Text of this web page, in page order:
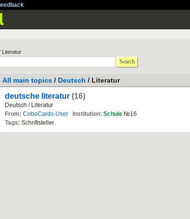
Literatur
Search
All main topics / Deutsch / Literatur
deutsche literatur (16)
Deutsch / Literatur
From: CoboCards-User Institution: Schule №16
Tags: Schriftsteller